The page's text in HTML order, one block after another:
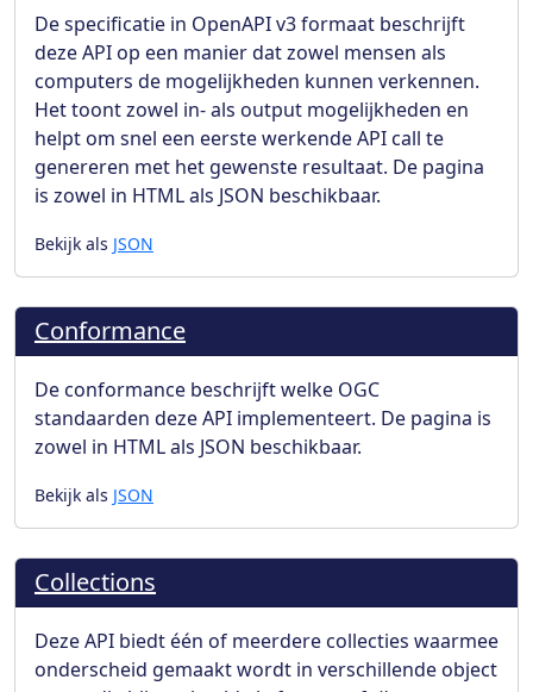
De specificatie in OpenAPI v3 formaat beschrijft
deze API op een manier dat zowel mensen als
computers de mogelijkheden kunnen verkennen.
Het toont zowel in- als output mogelijkheden en
helpt om snel een eerste werkende API call te
genereren met het gewenste resultaat. De pagina
is zowel in HTML als JSON beschikbaar.
Bekijk als JSON
Conformance
De conformance beschrijft welke OGC
standaarden deze API implementeert. De pagina is
zowel in HTML als JSON beschikbaar.
Bekijk als JSON
Collections
Deze API biedt één of meerdere collecties waarmee
onderscheid gemaakt wordt in verschillende object